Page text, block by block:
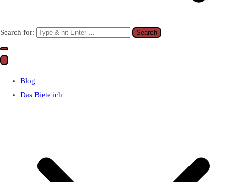
Search for:
Blog
Das Biete ich